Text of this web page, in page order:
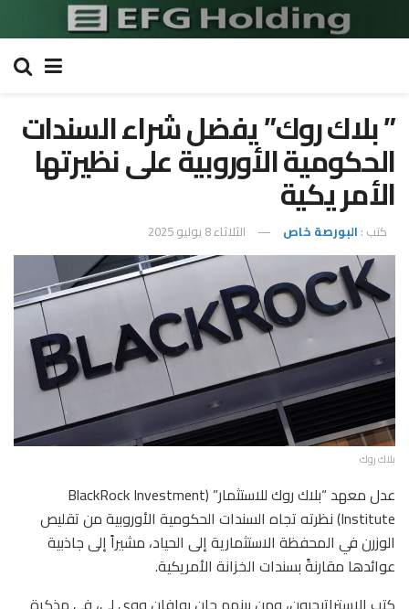
” بلاك روك” يفضل شراء السندات
الحكومية الأوروبية على نظيرتها
الأمر يكية
كتب : البورصة خاص الثلاثاء 8 يوليو 2025
بلاك روك
عدل معهد “بلاك روك للاستثمار” (BlackRock Investment
Institute) نظرته تجاه السندات الحكومية الأوروبية من تقليص
الوزرن في المحفظة الاستثمارية إلى الحياد، مشيراً إلى جاذبية
عوائدها مقارنةً بسندات الخزانة الأمريكية.